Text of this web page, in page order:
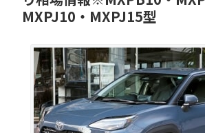
MXPJ10・MXPJ15型